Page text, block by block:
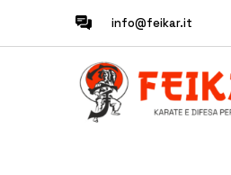
info@feikar.it